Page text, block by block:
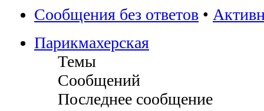
Сообщения без ответов •
Парикмахерская
Темы
Сообщений
Последнее сообщение